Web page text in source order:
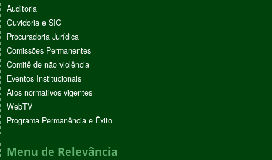
Auditoria
Ouvidoria e SIC
Procuradoria Jurídica
Comissões Permanentes
Comitê de não violência
Eventos Institucionais
Atos normativos vigentes
WebTV
Programa Permanência e Êxito
Menu de Relevância